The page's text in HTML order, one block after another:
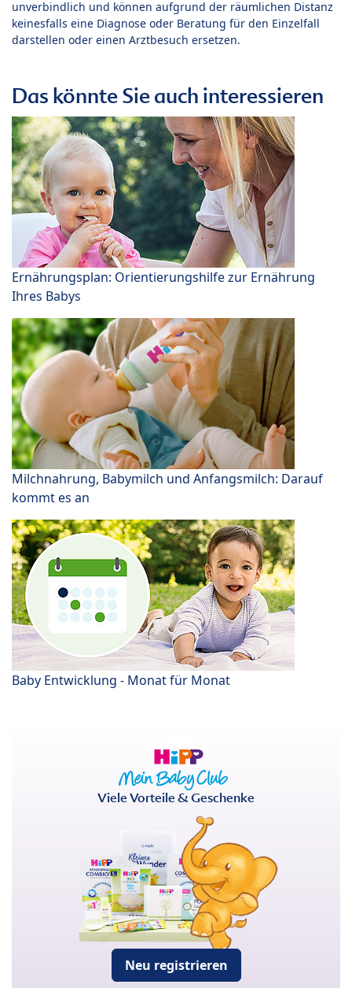
unverbindlich und können aufgrund der räumlichen Distanz
keinesfalls eine Diagnose oder Beratung für den Einzelfall
darstellen oder einen Arztbesuch ersetzen.
Das könnte Sie auch interessieren
Ernährungsplan: Orientierungshilfe zur Ernährung
Ihres Babys
Milchnahrung, Babymilch und Anfangsmilch: Darauf
kommt es an
Baby Entwicklung - Monat für Monat
Viele Vorteile & Geschenke
Neu registrieren